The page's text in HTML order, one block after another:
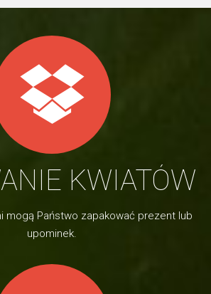
KWIATÓW
mogą Państwo zapakować prezent lub
upominek.